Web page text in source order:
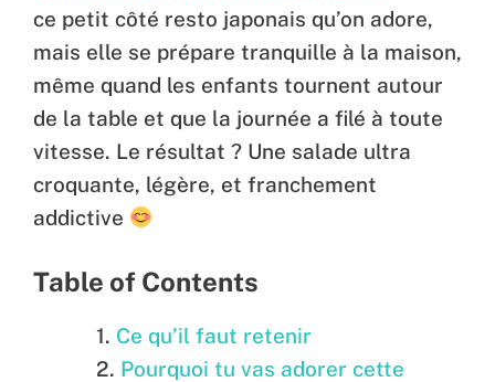
ce petit côté resto japonais qu’on adore,
mais elle se prépare tranquille à la maison,
même quand les enfants tournent autour
de la table et que la journée a filé à toute
vitesse. Le résultat ? Une salade ultra
croquante, légère, et franchement
addictive
Table of Contents
Ce qu’il faut retenir
Pourquoi tu vas adorer cette